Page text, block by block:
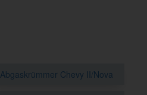
Abgaskrümmer Chevy II/Nova